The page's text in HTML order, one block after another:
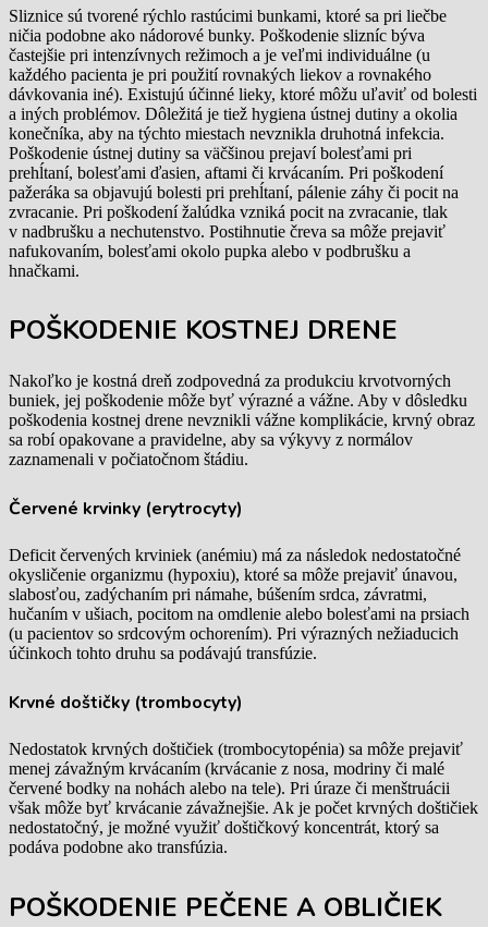
Sliznice sú tvorené rýchlo rastúcimi bunkami, ktoré sa pri liečbe
ničia podobne ako nádorové bunky. Poškodenie slizníc býva
častejšie pri intenzívnych režimoch a je veľmi individuálne (u
každého pacienta je pri použití rovnakých liekov a rovnakého
dávkovania iné). Existujú účinné lieky, ktoré môžu uľaviť od bolesti
a iných problémov. Dôležitá je tiež hygiena ústnej dutiny a okolia
konečníka, aby na týchto miestach nevznikla druhotná infekcia.
Poškodenie ústnej dutiny sa väčšinou prejaví bolesťami pri
prehĺtaní, bolesťami ďasien, aftami či krvácaním. Pri poškodení
pažeráka sa objavujú bolesti pri prehĺtaní, pálenie záhy či pocit na
zvracanie. Pri poškodení žalúdka vzniká pocit na zvracanie, tlak
v nadbrušku a nechutenstvo. Postihnutie čreva sa môže prejaviť
nafukovaním, bolesťami okolo pupka alebo v podbrušku a
hnačkami.
POŠKODENIE KOSTNEJ DRENE
Nakoľko je kostná dreň zodpovedná za produkciu krvotvorných
buniek, jej poškodenie môže byť výrazné a vážne. Aby v dôsledku
poškodenia kostnej drene nevznikli vážne komplikácie, krvný obraz
sa robí opakovane a pravidelne, aby sa výkyvy z normálov
zaznamenali v počiatočnom štádiu.
Červené krvinky (erytrocyty)
Deficit červených krviniek (anémiu) má za následok nedostatočné
okysličenie organizmu (hypoxiu), ktoré sa môže prejaviť únavou,
slabosťou, zadýchaním pri námahe, búšením srdca, závratmi,
hučaním v ušiach, pocitom na omdlenie alebo bolesťami na prsiach
(u pacientov so srdcovým ochorením). Pri výrazných nežiaducich
účinkoch tohto druhu sa podávajú transfúzie.
Krvné doštičky (trombocyty)
Nedostatok krvných doštičiek (trombocytopénia) sa môže prejaviť
menej závažným krvácaním (krvácanie z nosa, modriny či malé
červené bodky na nohách alebo na tele). Pri úraze či menštruácii
však môže byť krvácanie závažnejšie. Ak je počet krvných doštičiek
nedostatočný, je možné využiť doštičkový koncentrát, ktorý sa
podáva podobne ako transfúzia.
POŠKODENIE PEČENE A OBLIČIEK